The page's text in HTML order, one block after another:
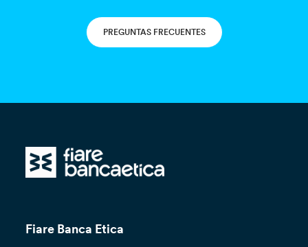
PREGUNTAS FRECUENTES
Fiare Banca Etica